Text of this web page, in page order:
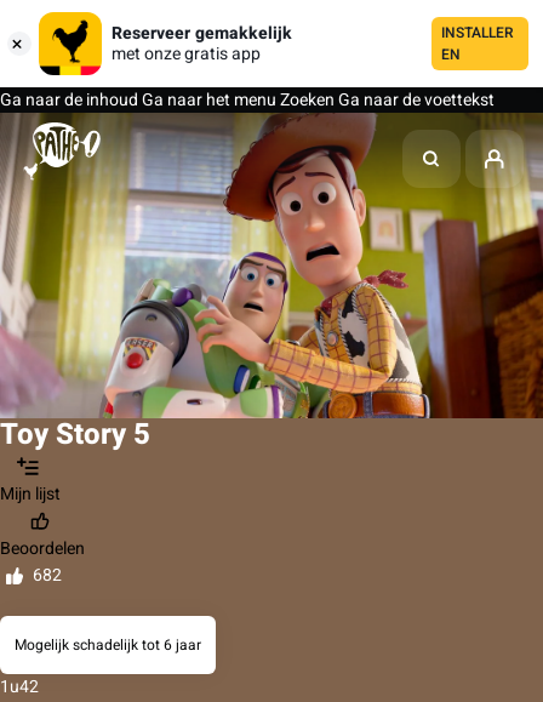
Reserveer gemakkelijk
met onze gratis app
INSTALLER
EN
Ga naar de inhoudGa naar het menuZoekenGa naar de voettekst
Toy Story 5
Mijn lijst
Beoordelen
682
Mogelijk schadelijk tot 6 jaar
1u42